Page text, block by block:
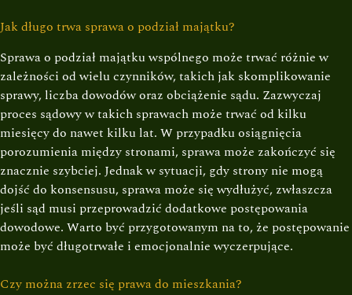
Jak długo trwa sprawa o podział majątku?
Sprawa o podział majątku wspólnego może trwać różnie w
zależności od wielu czynników, takich jak skomplikowanie
sprawy, liczba dowodów oraz obciążenie sądu. Zazwyczaj
proces sądowy w takich sprawach może trwać od kilku
miesięcy do nawet kilku lat. W przypadku osiągnięcia
porozumienia między stronami, sprawa może zakończyć się
znacznie szybciej. Jednak w sytuacji, gdy strony nie mogą
dojść do konsensusu, sprawa może się wydłużyć, zwłaszcza
jeśli sąd musi przeprowadzić dodatkowe postępowania
dowodowe. Warto być przygotowanym na to, że postępowanie
może być długotrwałe i emocjonalnie wyczerpujące.
Czy można zrzec się prawa do mieszkania?